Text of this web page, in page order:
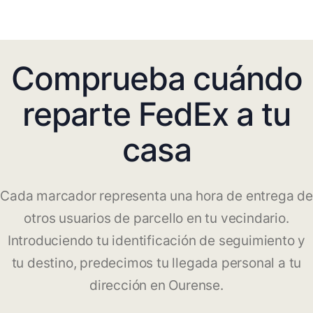
Comprueba cuándo
reparte FedEx a tu
casa
Cada marcador representa una hora de entrega de
otros usuarios de parcello en tu vecindario.
Introduciendo tu identificación de seguimiento y
tu destino, predecimos tu llegada personal a tu
dirección en Ourense.